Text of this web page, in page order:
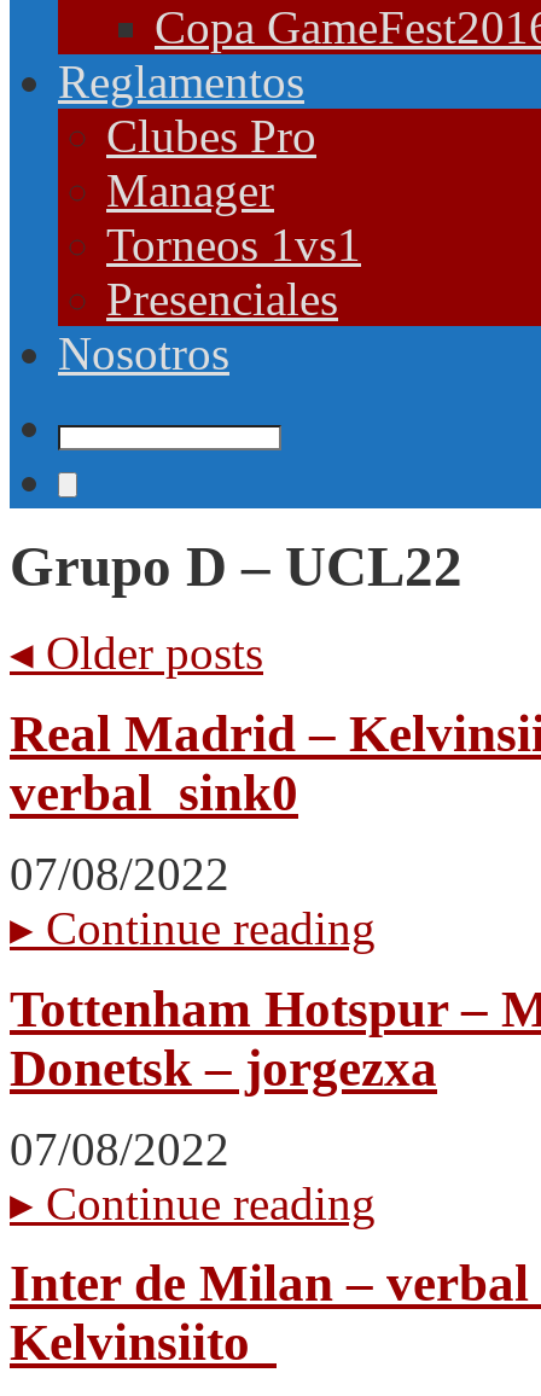
Copa
Reglamentos
Clubes Pro
Manager
Torneos 1vs1
Presenciales
Nosotros
Grupo D – UCL22
◂ Older posts
Real Madrid –
verbal_sink0
07/08/2022
▸ Continue reading
Tottenham Hotspur –
Donetsk – jorgezxa
07/08/2022
▸ Continue reading
Inter de Milan –
Kelvinsiito_